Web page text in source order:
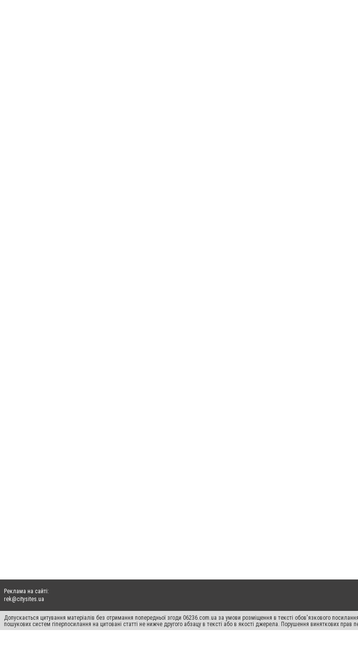
Реклама на сайті:
rek@citysites.ua
Допускається цитування матеріалів без отримання попередньої згоди 06236.com.ua за умови розміщення в тексті обов'язкового
пошукових систем гіперпосилання на цитовані статті не нижче другого абзацу в тексті або в якості джерела. Порушення виняткових прав